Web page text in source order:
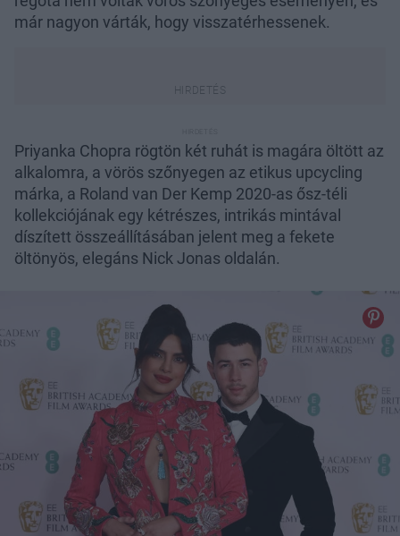
már nagyon várták, hogy visszatérhessenek.
Priyanka Chopra rögtön két ruhát is magára öltött az
alkalomra, a vörös szőnyegen az etikus upcycling
márka, a Roland van Der Kemp 2020-as ősz-téli
kollekciójának egy kétrészes, intrikás mintával
díszített összeállításában jelent meg a fekete
öltönyös, elegáns Nick Jonas oldalán.